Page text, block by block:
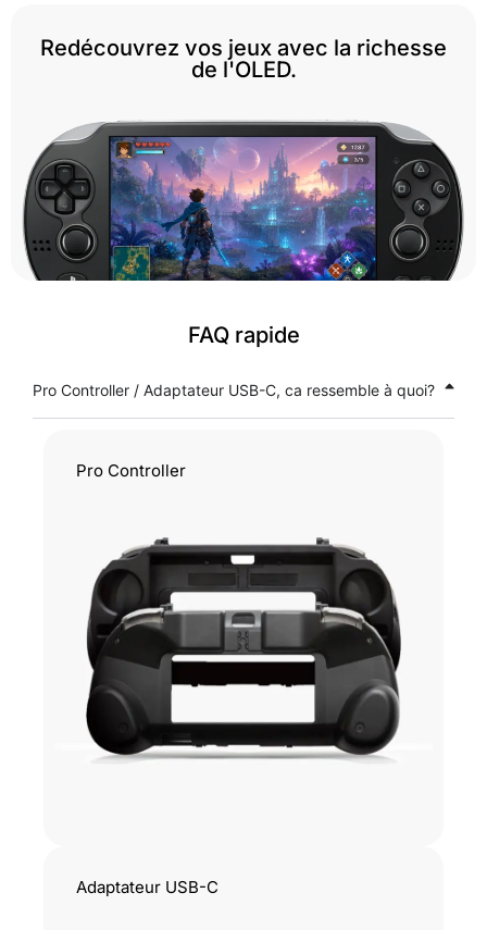
Redécouvrez vos jeux avec la richesse
de l'OLED.
FAQ rapide
Pro Controller / Adaptateur USB-C, ca ressemble à quoi?
Pro Controller
Adaptateur USB-C